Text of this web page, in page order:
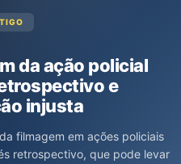
da ação policial
e
injusta
filmagem em ações policiais
retrospectivo, que pode levar